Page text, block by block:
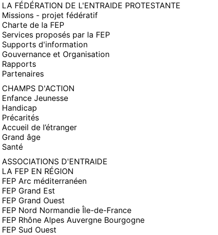
LA FÉDÉRATION DE L'ENTRAIDE PROTESTANTE
Missions - projet fédératif
Charte de la FEP
Services proposés par la FEP
Supports d'information
Gouvernance et Organisation
Rapports
Partenaires
CHAMPS D'ACTION
Enfance Jeunesse
Handicap
Précarités
Accueil de l’étranger
Grand âge
Santé
ASSOCIATIONS D'ENTRAIDE
LA FEP EN RÉGION
FEP Arc méditerranéen
FEP Grand Est
FEP Grand Ouest
FEP Nord Normandie Île-de-France
FEP Rhône Alpes Auvergne Bourgogne
FEP Sud Ouest